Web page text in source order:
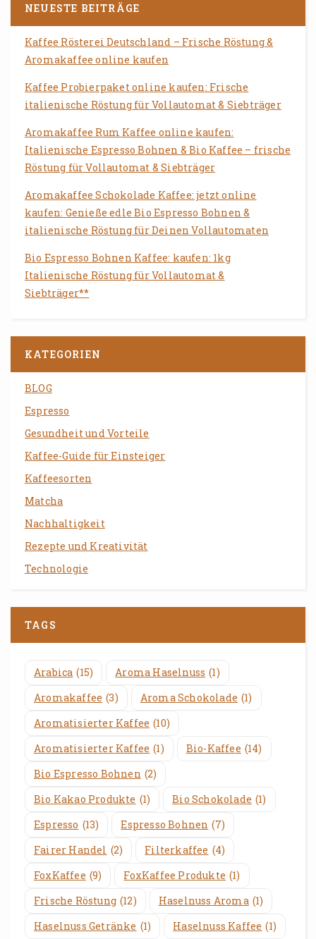
NEUESTE BEITRÄGE
Kaffee Rösterei Deutschland – Frische Röstung &
Aromakaffee online kaufen
Kaffee Probierpaket online kaufen: Frische
italienische Röstung für Vollautomat & Siebträger
Aromakaffee Rum Kaffee online kaufen:
Italienische Espresso Bohnen & Bio Kaffee – frische
Röstung für Vollautomat & Siebträger
Aromakaffee Schokolade Kaffee: jetzt online
kaufen: Genieße edle Bio Espresso Bohnen &
italienische Röstung für Deinen Vollautomaten
Bio Espresso Bohnen Kaffee: kaufen: 1kg
Italienische Röstung für Vollautomat &
Siebträger**
KATEGORIEN
BLOG
Espresso
Gesundheit und Vorteile
Kaffee-Guide für Einsteiger
Kaffeesorten
Matcha
Nachhaltigkeit
Rezepte und Kreativität
Technologie
TAGS
Arabica (15) Aroma Haselnuss (1)
Aromakaffee (3) Aroma Schokolade (1)
Aromatisierter Kaffee (10)
Aromatisierter Kaffee (1) Bio-Kaffee (14)
Bio Espresso Bohnen (2)
Bio Kakao Produkte (1) Bio Schokolade (1)
Espresso (13) Espresso Bohnen (7)
Fairer Handel (2) Filterkaffee (4)
FoxKaffee (9) FoxKaffee Produkte (1)
Frische Röstung (12) Haselnuss Aroma (1)
Haselnuss Getränke (1) Haselnuss Kaffee (1)